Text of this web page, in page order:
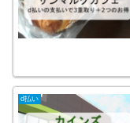
d払い